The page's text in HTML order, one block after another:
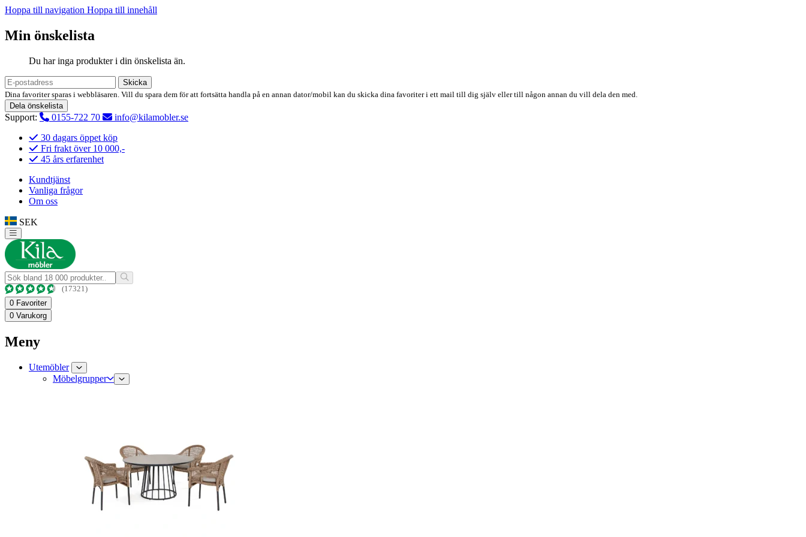
Hoppa till navigation Hoppa till innehåll
Min önskelista
Du har inga produkter i din önskelista än.
Skicka
Dina favoriter sparas i webbläsaren. Vill du spara dem för att fortsätta handla på en annan dator/mobil kan du skicka dina favoriter i ett mail till dig själv eller till någon annan du vill dela den med.
Dela önskelista
Support: 0155-722 70
info@kilamobler.se
30 dagars öppet köp
Fri frakt över 10 000,-
45 års erfarenhet
Kundtjänst
Vanliga frågor
Om oss
SEK
(17321)
0 Favoriter
0 Varukorg
Meny
Utemöbler
Möbelgrupper